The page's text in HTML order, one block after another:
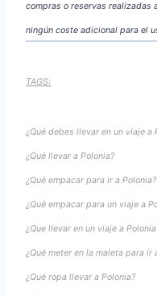
compras o reservas realizadas
ningún coste adicional para el
TAGS:
¿Qué debes llevar en un viaje a
¿Qué llevar a Polonia?
¿Qué empacar para ir a Polonia?
¿Qué empacar para un viaje a
¿Que llevar en un viaje a
¿Qué meter en la maleta para ir
¿Qué ropa llevar a Polonia?